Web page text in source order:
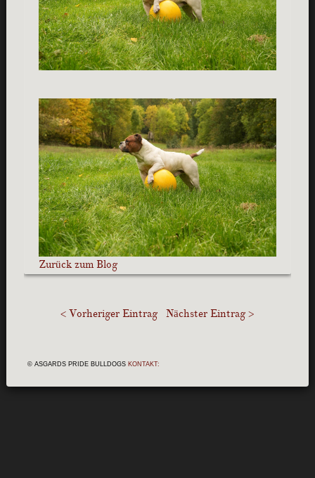
Zurück zum Blog
< Vorheriger Eintrag Nächster Eintrag >
© ASGARDS PRIDE BULLDOGS KONTAKT: